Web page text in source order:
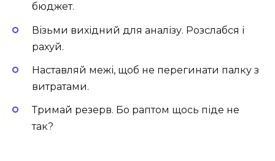
бюджет.
Візьми вихідний для аналізу. Розслабся і
рахуй.
Наставляй межі, щоб не перегинати палку з
витратами.
Тримай резерв. Бо раптом щось піде не
так?